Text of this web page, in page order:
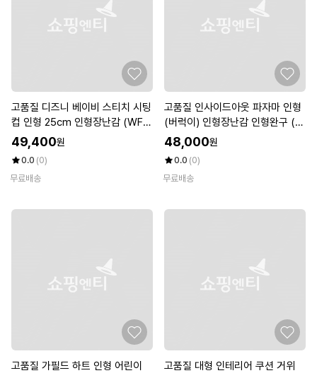
고품질 디즈니 베이비 스티치 시팅
컵 인형 25cm 인형장난감 (WFK
DRYX)
49,400원
0.0 (0)
무료배송
고품질 인사이드아웃 파자마 인형
(버럭이) 인형장난감 인형완구 (W
FKDRWJ)
48,000원
0.0 (0)
무료배송
고품질 가필드 하트 인형 어린이
고품질 대형 인테리어 쿠션 거위